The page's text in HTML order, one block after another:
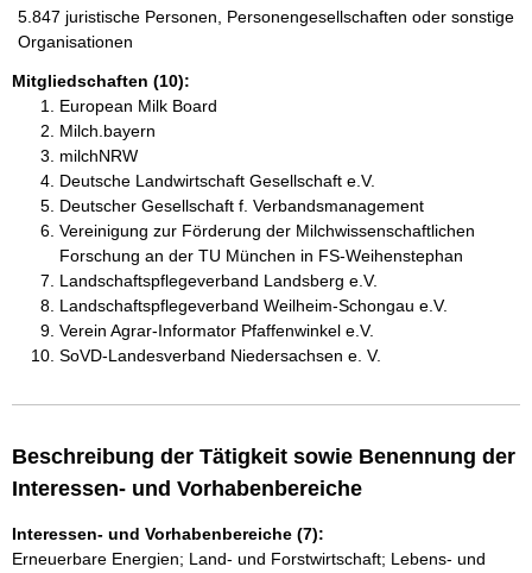
5.847 juristische Personen, Personengesellschaften oder sonstige
Organisationen
Mitgliedschaften (10):
European Milk Board
Milch.bayern
milchNRW
Deutsche Landwirtschaft Gesellschaft e.V.
Deutscher Gesellschaft f. Verbandsmanagement
Vereinigung zur Förderung der Milchwissenschaftlichen
Forschung an der TU München in FS-Weihenstephan
Landschaftspflegeverband Landsberg e.V.
Landschaftspflegeverband Weilheim-Schongau e.V.
Verein Agrar-Informator Pfaffenwinkel e.V.
SoVD-Landesverband Niedersachsen e. V.
Beschreibung der Tätigkeit sowie Benennung der
Interessen- und Vorhabenbereiche
Interessen- und Vorhabenbereiche (7):
Erneuerbare Energien; Land- und Forstwirtschaft; Lebens- und